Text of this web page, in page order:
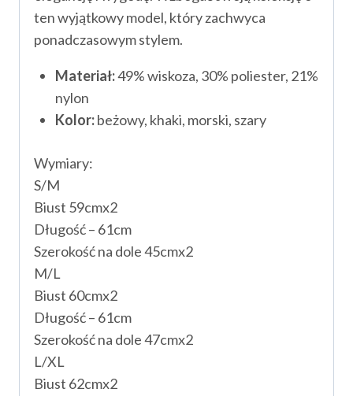
ten wyjątkowy model, który zachwyca
ponadczasowym stylem.
Materiał:49% wiskoza, 30% poliester, 21%
nylon
Kolor:beżowy, khaki, morski, szary
Wymiary:
S/M
Biust 59cmx2
Długość – 61cm
Szerokość na dole 45cmx2
M/L
Biust 60cmx2
Długość – 61cm
Szerokość na dole 47cmx2
L/XL
Biust 62cmx2